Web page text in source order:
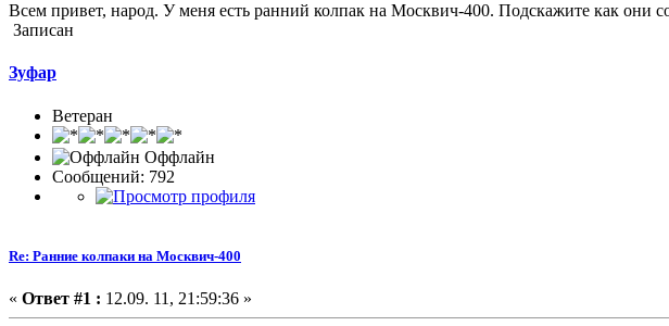
Всем привет, народ. У меня есть ранний колпак на Москвич-400. Подскажите как они
Записан
Зуфар
Ветеран
Оффлайн
Сообщений: 792
Re: Ранние колпаки на Москвич-400
« Ответ #1 : 12.09. 11, 21:59:36 »